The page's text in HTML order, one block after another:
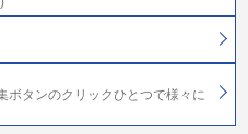
ボタンのクリックひとつで様々に